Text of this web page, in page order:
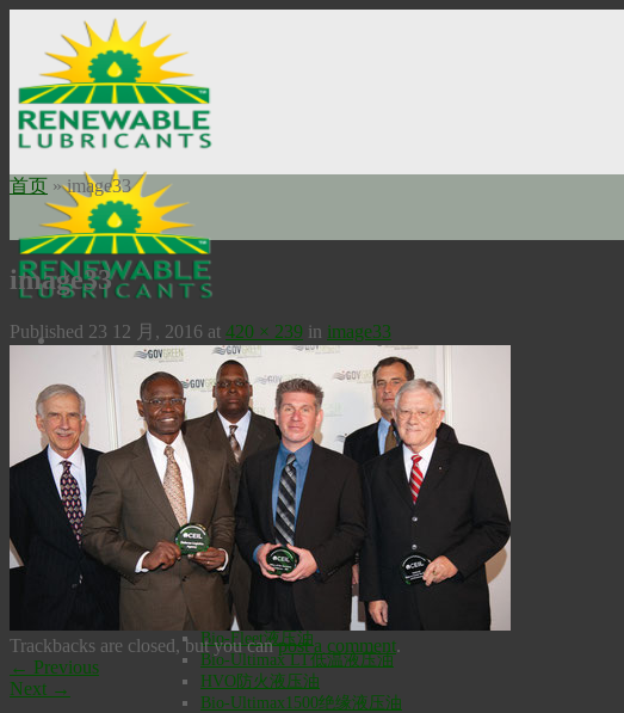
content
Home
关于我们
使命申明
公司历史
瑞安勃安全科技
工业油品
高温润滑油
Bio-Extreme高温润滑油
Bio-SynXtra高温链条润滑油
液压油
Bio-Ultimax1000液压油
Bio-Ultimax 2000液压油
Bio-Fleet液压油
Bio-Ultimax LT低温液压油
HVO防火液压油
Bio-Ultimax1500绝缘液压油
首页 »image33
image33
Published 23 12 月, 2016 at 420 × 239 in image33
Trackbacks are closed, but you canpost a comment.
← Previous
Next →